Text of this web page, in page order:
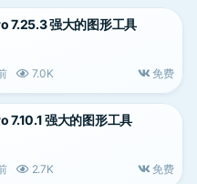
7.25.3 强大的图形工具
7.0K 免费
7.10.1 强大的图形工具
2.7K 免费